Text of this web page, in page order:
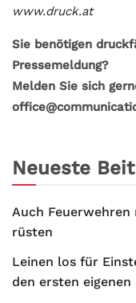
www.druck.at
Sie benötigen
Pressemeldung?
Melden Sie sich
Neueste
Auch
rüsten
Leinen los für
den ersten eigenen